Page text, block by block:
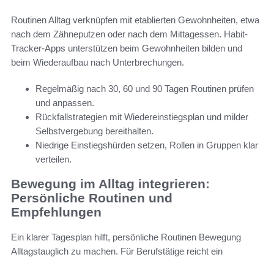
Routinen Alltag verknüpfen mit etablierten Gewohnheiten, etwa
nach dem Zähneputzen oder nach dem Mittagessen. Habit-
Tracker-Apps unterstützen beim Gewohnheiten bilden und
beim Wiederaufbau nach Unterbrechungen.
Regelmäßig nach 30, 60 und 90 Tagen Routinen prüfen
und anpassen.
Rückfallstrategien mit Wiedereinstiegsplan und milder
Selbstvergebung bereithalten.
Niedrige Einstiegshürden setzen, Rollen in Gruppen klar
verteilen.
Bewegung im Alltag integrieren:
Persönliche Routinen und
Empfehlungen
Ein klarer Tagesplan hilft, persönliche Routinen Bewegung
Alltagstauglich zu machen. Für Berufstätige reicht ein